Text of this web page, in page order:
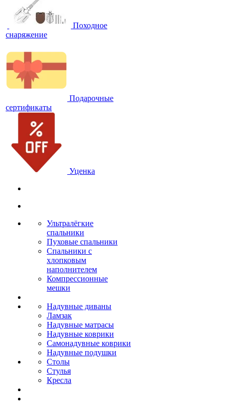
Походное
снаряжение
Подарочные
сертификаты
Уценка
Ультралёгкие
спальники
Пуховые спальники
Спальники с
хлопковым
наполнителем
Компрессионные
мешки
Надувные диваны
Ламзак
Надувные матрасы
Надувные коврики
Самонадувные коврики
Надувные подушки
Столы
Стулья
Кресла